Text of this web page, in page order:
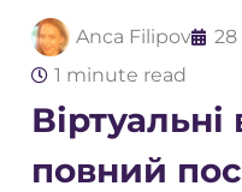
Anca Filipov
1 minute read
повний